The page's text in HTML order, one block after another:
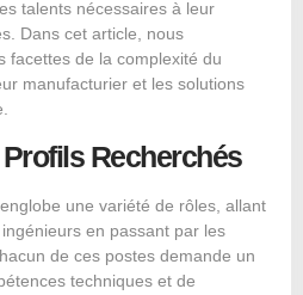
talents nécessaires à leur
Dans cet article, nous
facettes de la complexité du
manufacturier et les solutions
Recherchés
une variété de rôles, allant
en passant par les
de ces postes demande un
techniques et de